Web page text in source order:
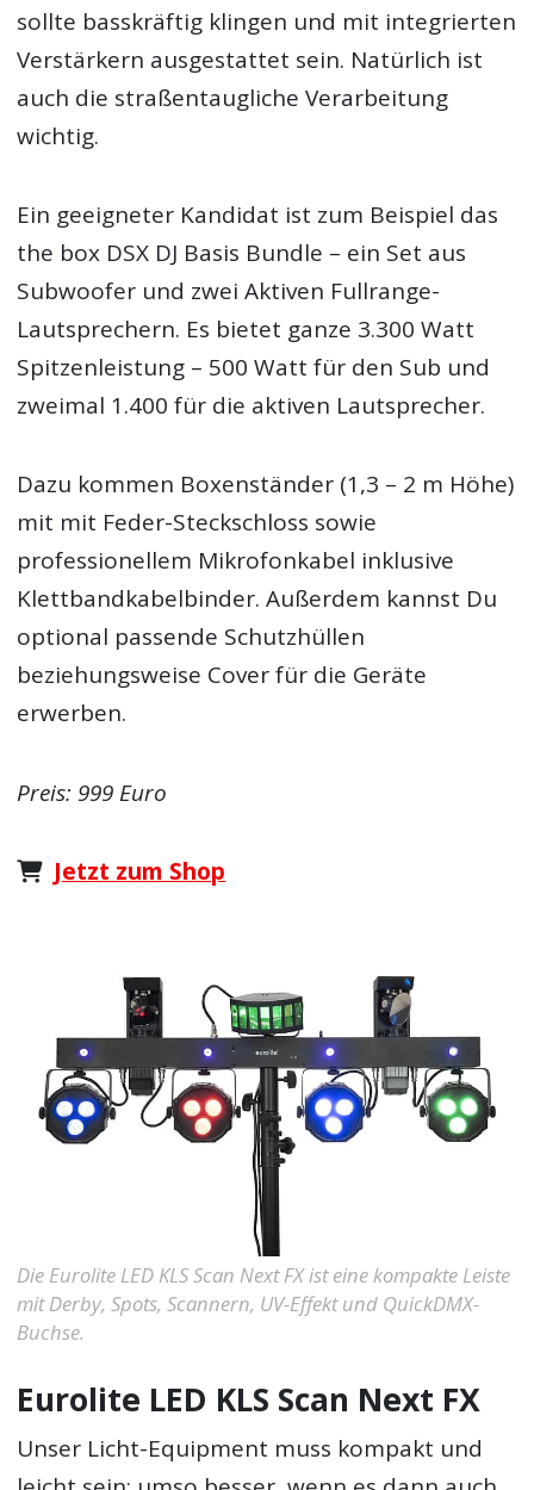
sollte basskräftig klingen und mit integrierten
Verstärkern ausgestattet sein. Natürlich ist
auch die straßentaugliche Verarbeitung
wichtig.
Ein geeigneter Kandidat ist zum Beispiel das
the box DSX DJ Basis Bundle – ein Set aus
Subwoofer und zwei Aktiven Fullrange-
Lautsprechern. Es bietet ganze 3.300 Watt
Spitzenleistung – 500 Watt für den Sub und
zweimal 1.400 für die aktiven Lautsprecher.
Dazu kommen Boxenständer (1,3 – 2 m Höhe)
mit mit Feder-Steckschloss sowie
professionellem Mikrofonkabel inklusive
Klettbandkabelbinder. Außerdem kannst Du
optional passende Schutzhüllen
beziehungsweise Cover für die Geräte
erwerben.
Preis: 999 Euro
Jetzt zum Shop
Die Eurolite LED KLS Scan Next FX ist eine kompakte Leiste
mit Derby, Spots, Scannern, UV-Effekt und QuickDMX-
Buchse.
Eurolite LED KLS Scan Next FX
Unser Licht-Equipment muss kompakt und